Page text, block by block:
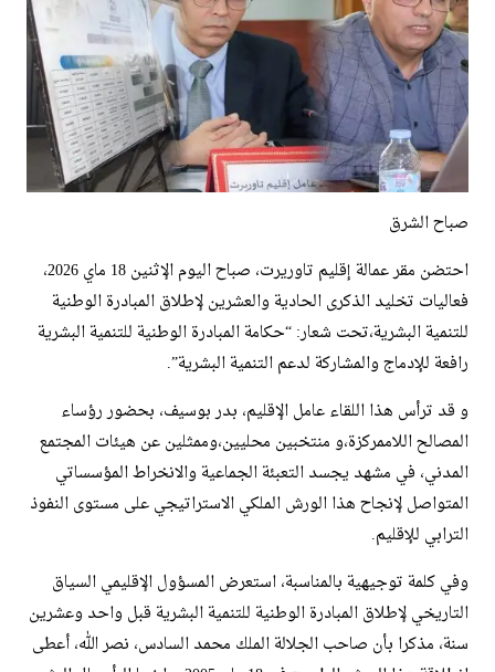
صباح الشرق
احتضن مقر عمالة إقليم تاوريرت، صباح اليوم الإثنين 18 ماي 2026،
فعاليات تخليد الذكرى الحادية والعشرين لإطلاق المبادرة الوطنية
للتنمية البشرية،تحت شعار: “حكامة المبادرة الوطنية للتنمية البشرية
رافعة للإدماج والمشاركة لدعم التنمية البشرية”.
​و قد ترأس هذا اللقاء عامل الإقليم، بدر بوسيف، بحضور رؤساء
المصالح اللاممركزة،و منتخبين محليين،وممثلين عن هيئات المجتمع
المدني، في مشهد يجسد التعبئة الجماعية والانخراط المؤسساتي
المتواصل لإنجاح هذا الورش الملكي الاستراتيجي على مستوى النفوذ
الترابي للإقليم.
​وفي كلمة توجيهية بالمناسبة، استعرض المسؤول الإقليمي السياق
التاريخي لإطلاق المبادرة الوطنية للتنمية البشرية قبل واحد وعشرين
سنة، مذكرا بأن صاحب الجلالة الملك محمد السادس، نصر الله، أعطى